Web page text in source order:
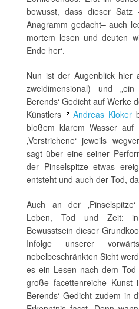
bewusst, dass dieser Satz
Anagramm gedacht– auch
mortem lesen und deuten
Ende her‘.
Nun ist der Augenblick hier
zweidimensional) und
Berends‘ Gedicht auf Werke
Künstlers
Andreas Kloker
bloßem klarem Wasser
‚Verstrichene‘ jeweils
sagt über eine seiner
der Pinselspitze etwas
entsteht und auch der Tod,
Auch an der
Leben, Tod und Zeit:
Bewusstsein dieser
Infolge unserer
nebelbeschränkten Sicht
es ein Lesen nach dem
große facettenreiche
Berends‘ Gedicht zudem in